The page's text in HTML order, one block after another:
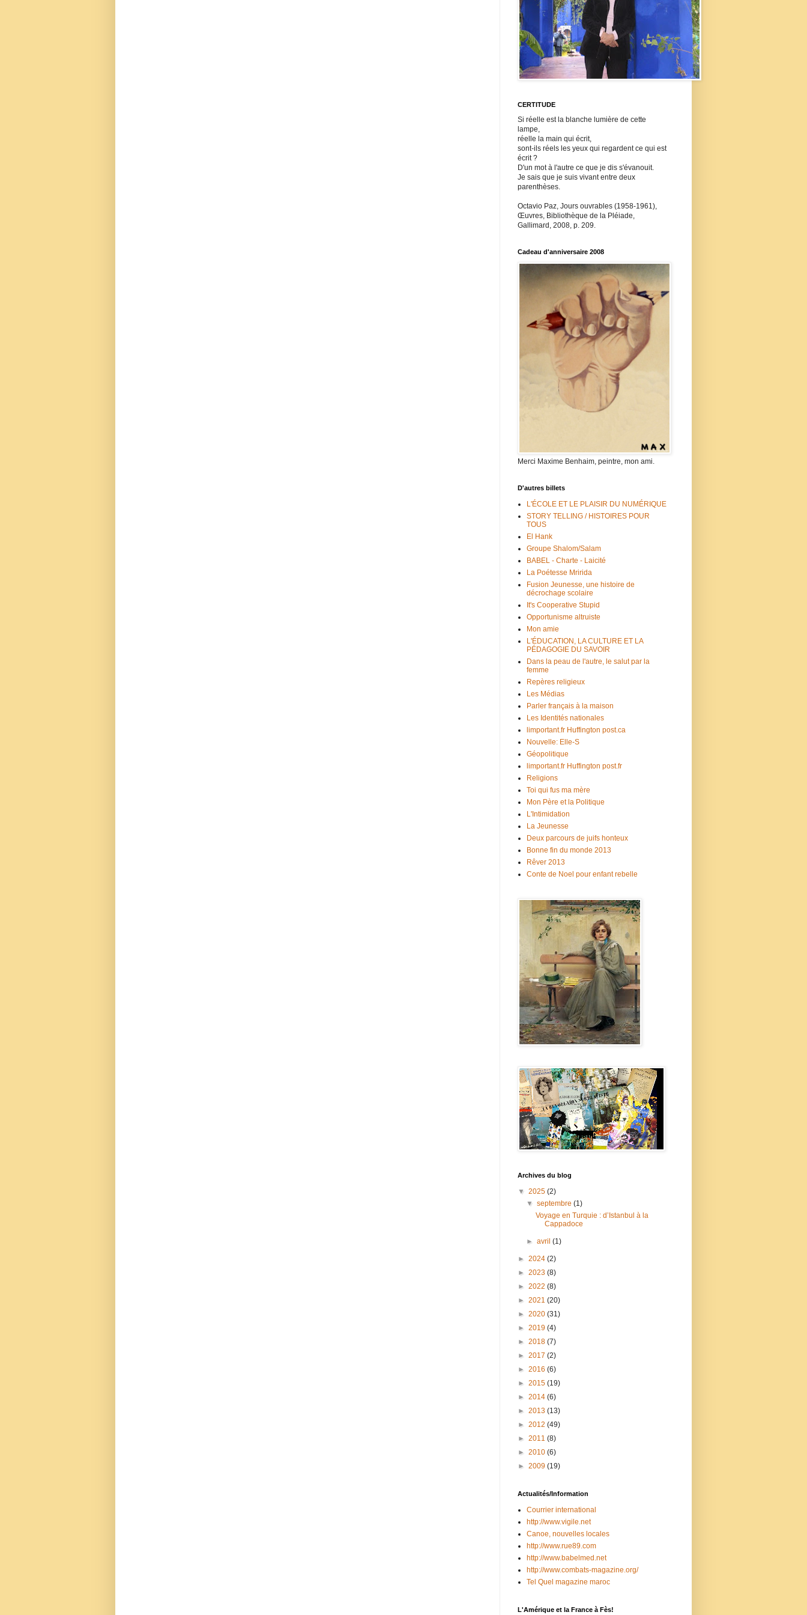
CERTITUDE
Si réelle est la blanche lumière de cette
lampe,
réelle la main qui écrit,
sont-ils réels les yeux qui regardent ce qui est
écrit ?
D'un mot à l'autre ce que je dis s'évanouit.
Je sais que je suis vivant entre deux
parenthèses.
Octavio Paz, Jours ouvrables (1958-1961),
Œuvres, Bibliothèque de la Pléiade,
Gallimard, 2008, p. 209.
Cadeau d'anniversaire 2008
Merci Maxime Benhaim, peintre, mon ami.
D'autres billets
L'ÉCOLE ET LE PLAISIR DU NUMÉRIQUE
STORY TELLING / HISTOIRES POUR
TOUS
El Hank
Groupe Shalom/Salam
BABEL - Charte - Laicité
La Poétesse Mririda
Fusion Jeunesse, une histoire de
décrochage scolaire
It's Cooperative Stupid
Opportunisme altruiste
Mon amie
L'ÉDUCATION, LA CULTURE ET LA
PÉDAGOGIE DU SAVOIR
Dans la peau de l'autre, le salut par la
femme
Repères religieux
Les Médias
Parler français à la maison
Les Identités nationales
limportant.fr Huffington post.ca
Nouvelle: Elle-S
Géopolitique
limportant.fr Huffington post.fr
Religions
Toi qui fus ma mère
Mon Père et la Politique
L'Intimidation
La Jeunesse
Deux parcours de juifs honteux
Bonne fin du monde 2013
Rêver 2013
Conte de Noel pour enfant rebelle
Archives du blog
▼ 2025 (2)
▼septembre(1)
Voyage en Turquie : d’Istanbul à la
Cappadoce
►avril(1)
► 2024 (2)
► 2023 (8)
► 2022 (8)
► 2021 (20)
► 2020 (31)
► 2019 (4)
► 2018 (7)
► 2017 (2)
► 2016 (6)
► 2015 (19)
► 2014 (6)
► 2013 (13)
► 2012 (49)
► 2011 (8)
► 2010 (6)
► 2009 (19)
Actualités/Information
Courrier international
http://www.vigile.net
Canoe, nouvelles locales
http://www.rue89.com
http://www.babelmed.net
http://www.combats-magazine.org/
Tel Quel magazine maroc
L'Amérique et la France à Fès!